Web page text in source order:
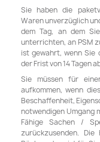
Sie haben die
Waren unverzüglich
dem Tag, an dem
unterrichten, an PSM
ist gewahrt, wenn Sie
der Frist von 14 Tagen
Sie müssen für
aufkommen, wenn
Beschaffenheit,
notwendigen Umgang
Fähige Sachen /
zurückzusenden.